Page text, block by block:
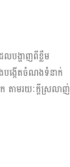
បង្ហាញពីខ្លឹម
បង្កើតចំណងទំនាក់
តាមរយៈក្តីស្រលាញ់